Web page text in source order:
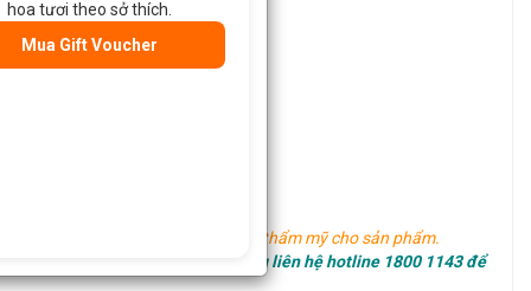
khác tùy vào tình hình thực tế.
nhau, tuy nhiên vẫn đảm bảo tính thẩm mỹ cho sản phẩm.
hết hàng sớm, Quý khách vui lòng liên hệ hotline 1800 1143 để
hoa tươi theo sở thích.
Mua Gift Voucher